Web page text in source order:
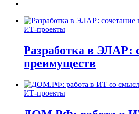
ИТ-проекты
Разработка в ЭЛАР:
преимуществ
ИТ-проекты